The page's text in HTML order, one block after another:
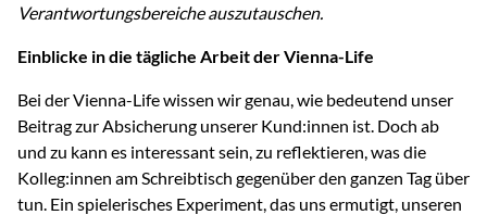
Verantwortungsbereiche auszutauschen.
Einblicke in die tägliche Arbeit der Vienna-Life
Bei der Vienna-Life wissen wir genau, wie bedeutend unser
Beitrag zur Absicherung unserer Kund:innen ist. Doch ab
und zu kann es interessant sein, zu reflektieren, was die
Kolleg:innen am Schreibtisch gegenüber den ganzen Tag über
tun. Ein spielerisches Experiment, das uns ermutigt, unseren